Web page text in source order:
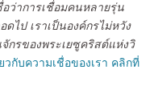
อว่าการเชื่อมคนหลายรุ่น
ไป เราเป็นองค์กรไม่หวัง
รของพระเยซูคริสต์แห่งวิ
วกับความเชื่อของเรา คลิกที่